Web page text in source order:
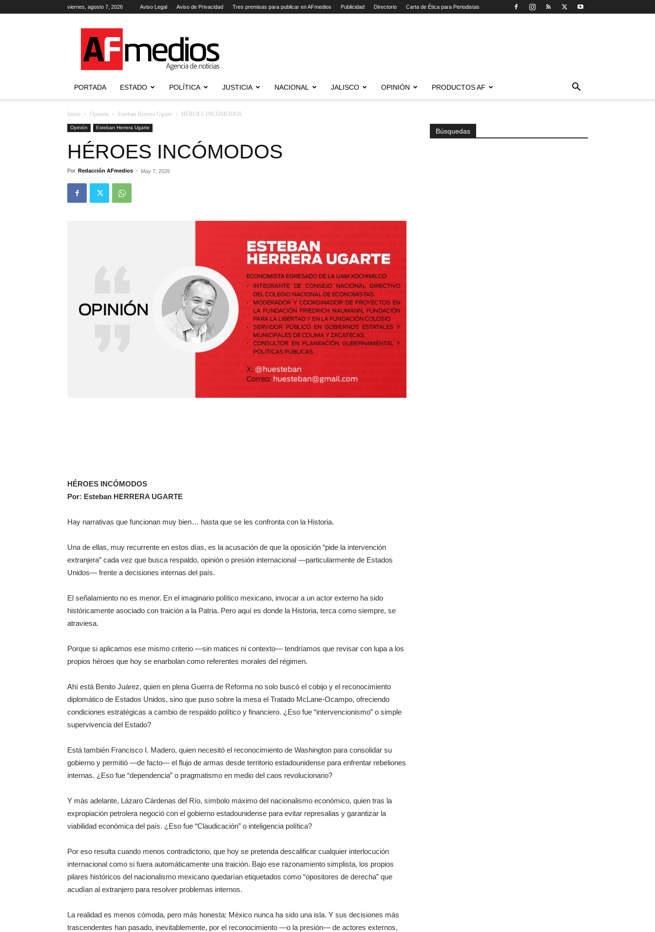
viernes, agosto 7, 2026 Aviso Legal Aviso de Privacidad Tres premisas para publicar en AFmedios Publicidad Directorio Carta de Ética para Periodistas
Agencia
de
Noticias
PORTADA ESTADO POLÍTICA JUSTICIA NACIONAL JALISCO OPINIÓN PRODUCTOS AF
Inicio Opinión Esteban Herrera Ugarte HÉROES INCÓMODOS
Opinión Esteban Herrera Ugarte
HÉROES INCÓMODOS
Por Redacción AFmedios - May 7, 2026
HÉROES INCÓMODOS
Por: Esteban HERRERA UGARTE
Hay narrativas que funcionan muy bien… hasta que se les confronta con la Historia.
Una de ellas, muy recurrente en estos días, es la acusación de que la oposición “pide la intervención
extranjera” cada vez que busca respaldo, opinión o presión internacional —particularmente de Estados
Unidos— frente a decisiones internas del país.
El señalamiento no es menor. En el imaginario político mexicano, invocar a un actor externo ha sido
históricamente asociado con traición a la Patria. Pero aquí es donde la Historia, terca como siempre, se
atraviesa.
Porque si aplicamos ese mismo criterio —sin matices ni contexto— tendríamos que revisar con lupa a los
propios héroes que hoy se enarbolan como referentes morales del régimen.
Ahí está Benito Juárez, quien en plena Guerra de Reforma no solo buscó el cobijo y el reconocimiento
diplomático de Estados Unidos, sino que puso sobre la mesa el Tratado McLane-Ocampo, ofreciendo
condiciones estratégicas a cambio de respaldo político y financiero. ¿Eso fue “intervencionismo” o simple
supervivencia del Estado?
Está también Francisco I. Madero, quien necesitó el reconocimiento de Washington para consolidar su
gobierno y permitió —de facto— el flujo de armas desde territorio estadounidense para enfrentar rebeliones
internas. ¿Eso fue “dependencia” o pragmatismo en medio del caos revolucionario?
Y más adelante, Lázaro Cárdenas del Río, símbolo máximo del nacionalismo económico, quien tras la
expropiación petrolera negoció con el gobierno estadounidense para evitar represalias y garantizar la
viabilidad económica del país. ¿Eso fue “Claudicación” o inteligencia política?
Por eso resulta cuando menos contradictorio, que hoy se pretenda descalificar cualquier interlocución
internacional como si fuera automáticamente una traición. Bajo ese razonamiento simplista, los propios
pilares históricos del nacionalismo mexicano quedarían etiquetados como “opositores de derecha” que
acudían al extranjero para resolver problemas internos.
La realidad es menos cómoda, pero más honesta: México nunca ha sido una isla. Y sus decisiones más
trascendentes han pasado, inevitablemente, por el reconocimiento —o la presión— de actores externos,
Búsquedas